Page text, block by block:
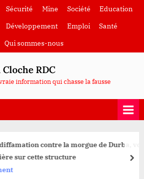
Sécurité Mine Société
Education
Développement Emploi
Santé
Qui sommes-nous
Cloche RDC
information qui chasse la fausse
contre la morgue de Durba, voici
sur cette structure